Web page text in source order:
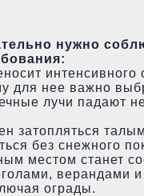
нужно
интенсивного
для нее важно
лучи падают
затопляться
без снежного
местом станет
верандами и
ограды.